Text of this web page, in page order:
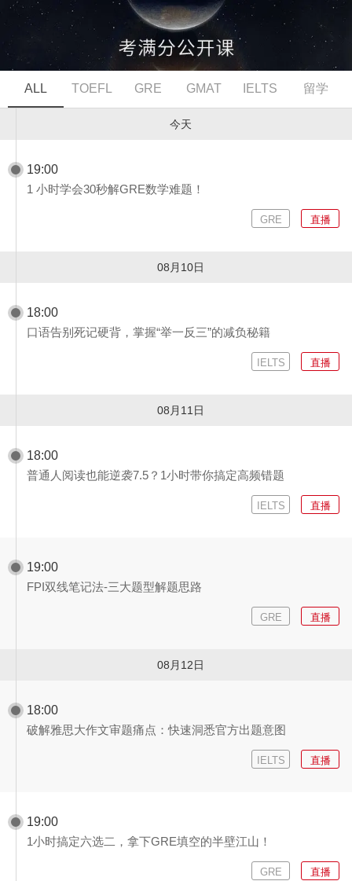
ALL TOEFL GRE GMAT IELTS 留学
今天
19:00
1 小时学会30秒解GRE数学难题！
GRE 直播
08月10日
18:00
口语告别死记硬背，掌握“举一反三”的减负秘籍
IELTS 直播
08月11日
18:00
普通人阅读也能逆袭7.5？1小时带你搞定高频错题
IELTS 直播
19:00
FPI双线笔记法-三大题型解题思路
GRE 直播
08月12日
18:00
破解雅思大作文审题痛点：快速洞悉官方出题意图
IELTS 直播
19:00
1小时搞定六选二，拿下GRE填空的半壁江山！
GRE 直播